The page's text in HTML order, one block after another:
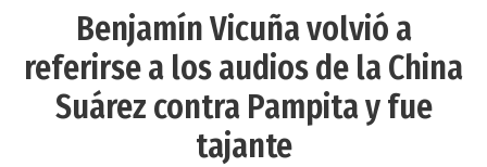
Benjamín Vicuña volvió a
referirse a los audios de la China
Suárez contra Pampita y fue
tajante